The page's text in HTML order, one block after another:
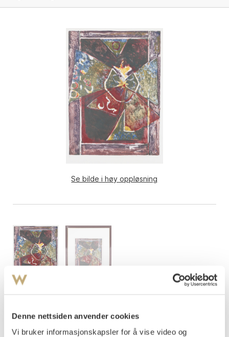
Denne nettsiden anvender cookies
Vi bruker informasjonskapsler for å vise video og
Se bilde i høy oppløsning
Johannessen, Jens (1934-)
Sommerfugl